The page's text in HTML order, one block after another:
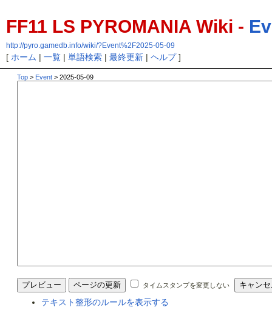
FF11 LS PYROMANIA Wiki -
http://pyro.gamedb.info/wiki/?Event%2F2025-05-09
[ ホーム | 一覧| 単語検索| 最終更新| ヘルプ]
Top > Event > 2025-05-09
タイムスタンプを変更しない
テキスト整形のルールを表示する